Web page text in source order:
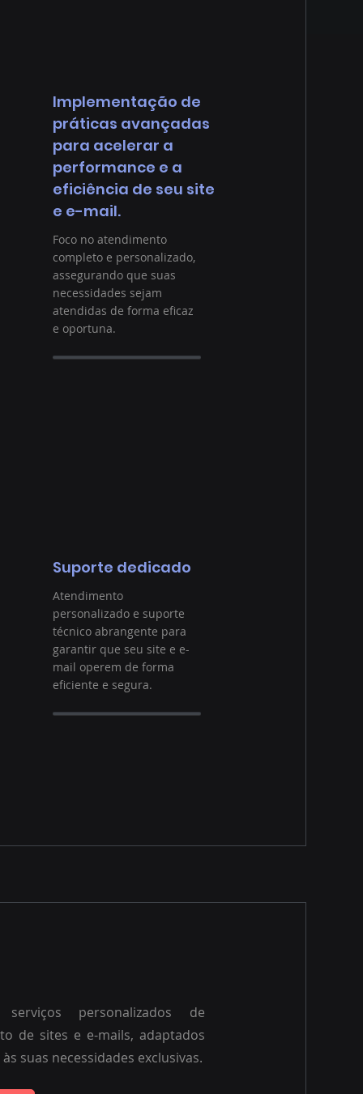
Implementação de
práticas avançadas
para acelerar a
performance e a
eficiência de seu site
e e-mail.
Foco no atendimento
completo e personalizado,
assegurando que suas
necessidades sejam
atendidas de forma eficaz
e oportuna.
Suporte dedicado
Atendimento
personalizado e suporte
técnico abrangente para
garantir que seu site e e-
mail operem de forma
eficiente e segura.
serviços personalizados de
de sites e e-mails, adaptados
suas necessidades exclusivas.